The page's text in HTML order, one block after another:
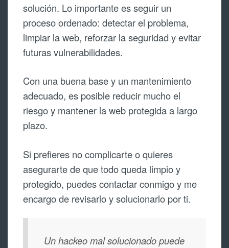
solución. Lo importante es seguir un
proceso ordenado: detectar el problema,
limpiar la web, reforzar la seguridad y evitar
futuras vulnerabilidades.
Con una buena base y un mantenimiento
adecuado, es posible reducir mucho el
riesgo y mantener la web protegida a largo
plazo.
Si prefieres no complicarte o quieres
asegurarte de que todo queda limpio y
protegido, puedes contactar conmigo y me
encargo de revisarlo y solucionarlo por ti.
Un hackeo mal solucionado puede